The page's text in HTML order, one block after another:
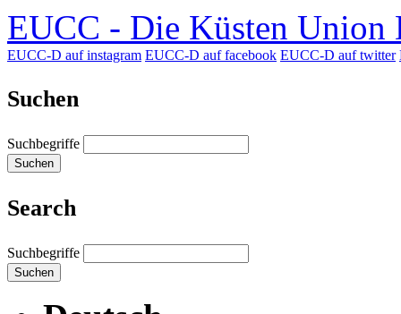
EUCC - Die Küsten Union
EUCC-D auf instagram EUCC-D auf facebook EUCC-D auf twitter
Suchen
Suchbegriffe
Suchen
Search
Suchbegriffe
Suchen